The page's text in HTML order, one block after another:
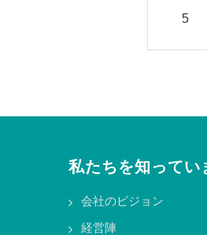
5
私たちを知ってい
会社のビジョン
経営陣